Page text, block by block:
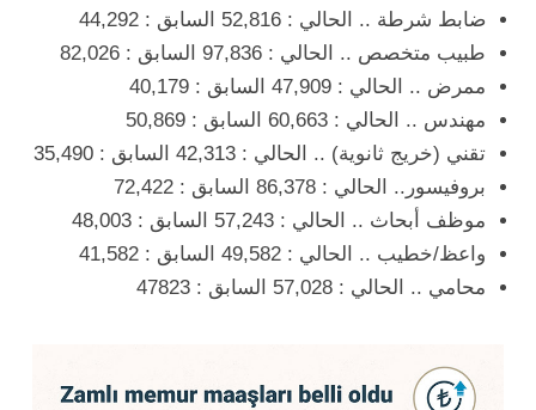
ضابط شرطة .. الحالي : 52,816 السابق : 44,292
طبيب متخصص .. الحالي : 97,836 السابق : 82,026
ممرض .. الحالي : 47,909 السابق : 40,179
مهندس .. الحالي : 60,663 السابق : 50,869
تقني (خريج ثانوية) .. الحالي : 42,313 السابق : 35,490
بروفيسور.. الحالي : 86,378 السابق : 72,422
موظف أبحاث .. الحالي : 57,243 السابق : 48,003
واعظ/خطيب .. الحالي : 49,582 السابق : 41,582
محامي .. الحالي : 57,028 السابق : 47823